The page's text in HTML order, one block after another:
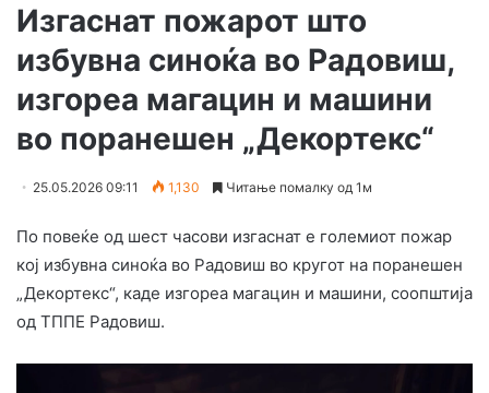
Изгаснат пожарот што
избувна синоќа во Радовиш,
изгореа магацин и машини
во поранешен „Декортекс“
25.05.2026 09:11 1,130 Читање помалку од 1м
По повеќе од шест часови изгаснат е големиот пожар
кој избувна синоќа во Радовиш во кругот на поранешен
„Декортекс“, каде изгореа магацин и машини, соопштија
од ТППЕ Радовиш.